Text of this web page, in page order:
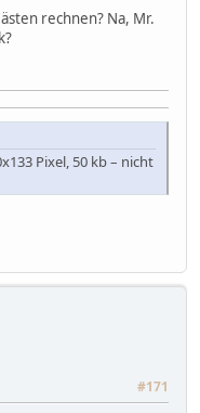
rechnen? Na, Mr.
Pixel, 50 kb – nicht
#171